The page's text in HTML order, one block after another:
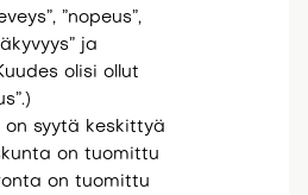
”nopeus”,
ja
olisi ollut
on syytä keskittyä
on tuomittu
on tuomittu